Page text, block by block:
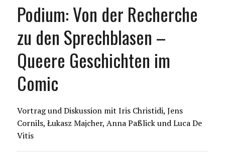
Podium: Von der Recherche
zu den Sprechblasen –
Queere Geschichten im
Comic
Vortrag und Diskussion mit Iris Christidi, Jens
Cornils, Łukasz Majcher, Anna Paßlick und Luca De
Vitis